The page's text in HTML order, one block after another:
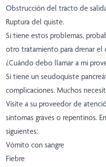
Obstrucción del tracto de
Ruptura del quiste.
Si tiene estos problemas,
otro tratamiento para drenar el
¿Cuándo debo llamar a mi
Si tiene un seudoquiste
complicaciones. Muchos
Visite a su proveedor de
síntomas graves o repentinos.
siguientes:
Vómito con sangre
Fiebre